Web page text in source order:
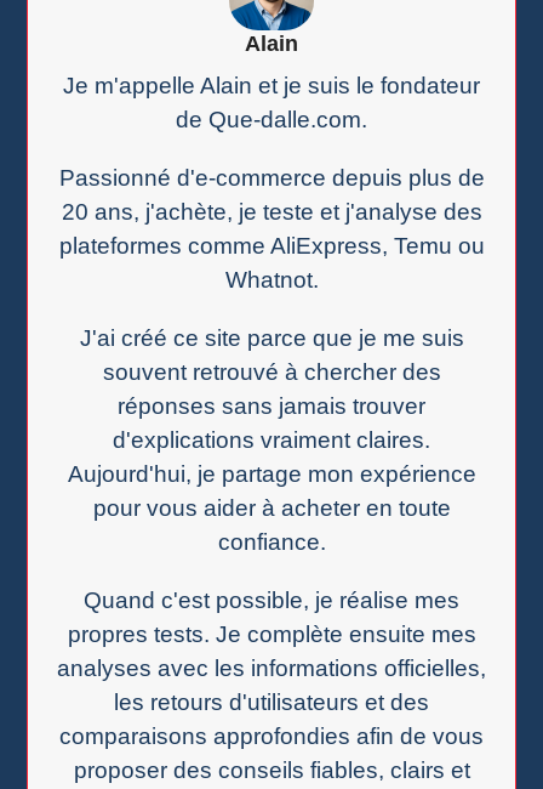
Alain
Je m'appelle Alain et je suis le fondateur
de Que-dalle.com.
Passionné d'e-commerce depuis plus de
20 ans, j'achète, je teste et j'analyse des
plateformes comme AliExpress, Temu ou
Whatnot.
J'ai créé ce site parce que je me suis
souvent retrouvé à chercher des
réponses sans jamais trouver
d'explications vraiment claires.
Aujourd'hui, je partage mon expérience
pour vous aider à acheter en toute
confiance.
Quand c'est possible, je réalise mes
propres tests. Je complète ensuite mes
analyses avec les informations officielles,
les retours d'utilisateurs et des
comparaisons approfondies afin de vous
proposer des conseils fiables, clairs et